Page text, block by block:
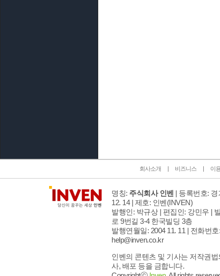
회사소개 비즈니스 이
명칭: 주식회사 인벤 | 등록번호:
12. 14 | 제호: 인벤(INVEN)
발행인: 박규상 | 편집인: 강민우 |
로 9번길 3-4 한국빌딩 3층
발행연월일: 2004 11. 11 | 전화번호
help@inven.co.kr
인벤의 콘텐츠 및 기사는 저작권
사, 배포 등을 금합니다.